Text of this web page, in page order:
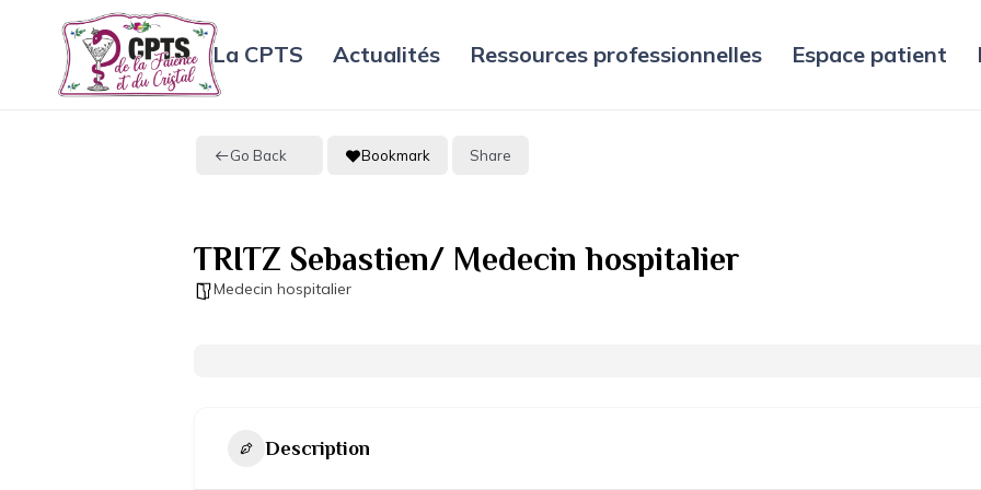
La CPTS Actualités Ressources professionnelles Espace patient
Go Back Bookmark Share
TRITZ Sebastien/ Medecin hospitalier
Medecin hospitalier
Description